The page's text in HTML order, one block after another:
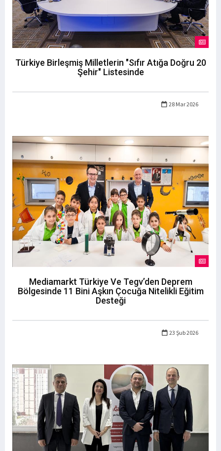
Türkiye Birleşmiş Milletlerin "Sıfır Atığa Doğru 20
Şehir" Listesinde
28 Mar 2026
Mediamarkt Türkiye Ve Tegv’den Deprem
Bölgesinde 11 Bini Aşkın Çocuğa Nitelikli Eğitim
Desteği
23 Şub 2026